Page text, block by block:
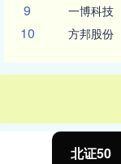
9 一博科技
10 方邦股份
北证50